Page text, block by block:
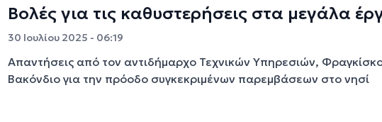
Βολές για τις καθυστερήσεις στα μεγάλα
30 Ιουλίου 2025 - 06:19
Απαντήσεις από τον αντιδήμαρχο Τεχνικών Υπηρεσιών,
Βακόνδιο για την πρόοδο συγκεκριμένων παρεμβάσεων στο νησί